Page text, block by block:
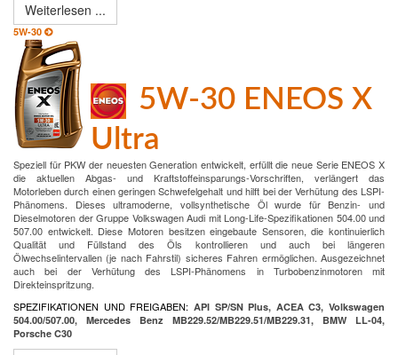
Weiterlesen ...
5W-30
5W-30 ENEOS X
Ultra
Speziell für PKW der neuesten Generation entwickelt, erfüllt die neue Serie ENEOS X
die aktuellen Abgas- und Kraftstoffeinsparungs-Vorschriften, verlängert das
Motorleben durch einen geringen Schwefelgehalt und hilft bei der Verhütung des LSPI-
Phänomens. Dieses ultramoderne, vollsynthetische Öl wurde für Benzin- und
Dieselmotoren der Gruppe Volkswagen Audi mit Long-Life-Spezifikationen 504.00 und
507.00 entwickelt. Diese Motoren besitzen eingebaute Sensoren, die kontinuierlich
Qualität und Füllstand des Öls kontrollieren und auch bei längeren
Ölwechselintervallen (je nach Fahrstil) sicheres Fahren ermöglichen. Ausgezeichnet
auch bei der Verhütung des LSPI-Phänomens in Turbobenzinmotoren mit
Direkteinspritzung.
SPEZIFIKATIONEN UND FREIGABEN: API SP/SN Plus, ACEA C3, Volkswagen
504.00/507.00, Mercedes Benz MB229.52/MB229.51/MB229.31, BMW LL-04,
Porsche C30